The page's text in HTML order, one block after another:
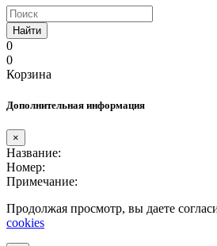
Найти
0
0
Корзина
Дополнительная информация
×
Название:
Номер:
Примечание:
Продолжая просмотр, вы даете
cookies